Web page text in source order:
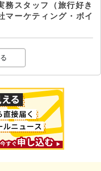
務スタッフ（旅行好き
マーケティング・ボイ